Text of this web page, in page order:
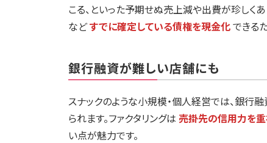
こる、といった予期せぬ売上減や出費が珍しく
などすでに確定している債権を現金化できる
銀行融資が難しい店舗にも
スナックのような小規模・個人経営では、銀
られます。ファクタリングは 売掛先の信用力を
い点が魅力です。